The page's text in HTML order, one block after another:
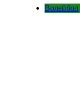
Волейбол